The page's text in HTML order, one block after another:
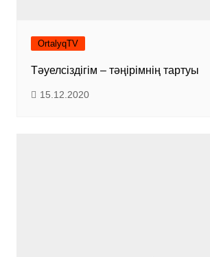
OrtalyqTV
Тәуелсіздігім – тәңірімнің тартуы
15.12.2020